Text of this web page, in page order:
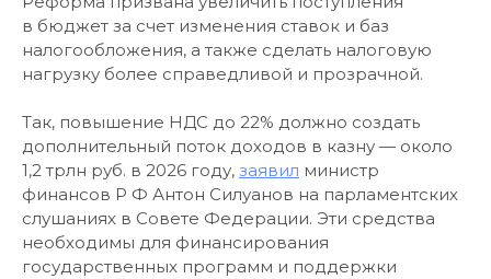
в бюджет за счет изменения ставок и баз
налогообложения, а также сделать налоговую
нагрузку более справедливой и прозрачной.
Так, повышение НДС до 22% должно создать
дополнительный поток доходов в казну — около
1,2 трлн руб. в 2026 году, заявил министр
финансов Р Ф Антон Силуанов на парламентских
слушаниях в Совете Федерации. Эти средства
необходимы для финансирования
государственных программ и поддержки